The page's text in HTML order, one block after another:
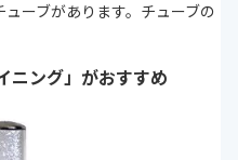
ューブがあります。チューブの
ニング」がおすすめ